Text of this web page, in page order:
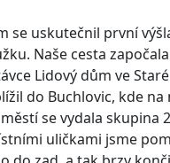
se uskutečnil první
Naše cesta
Lidový dům ve
do Buchlovic, kde na
se vydala skupina
uličkami jsme